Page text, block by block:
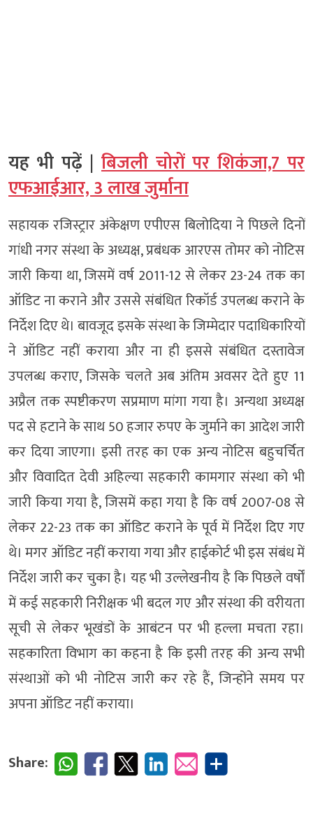
यह भी पढ़ें | बिजली चोरों पर शिकंजा,7 पर
एफआईआर, 3 लाख जुर्माना
सहायक रजिस्ट्रार अंकेक्षण एपीएस बिलोदिया ने पिछले दिनों
गांधी नगर संस्था के अध्यक्ष, प्रबंधक आरएस तोमर को नोटिस
जारी किया था, जिसमें वर्ष 2011-12 से लेकर 23-24 तक का
ऑडिट ना कराने और उससे संबंधित रिकॉर्ड उपलब्ध कराने के
निर्देश दिए थे। बावजूद इसके संस्था के जिम्मेदार पदाधिकारियों
ने ऑडिट नहीं कराया और ना ही इससे संबंधित दस्तावेज
उपलब्ध कराए, जिसके चलते अब अंतिम अवसर देते हुए 11
अप्रैल तक स्पष्टीकरण सप्रमाण मांगा गया है। अन्यथा अध्यक्ष
पद से हटाने के साथ 50 हजार रुपए के जुर्माने का आदेश जारी
कर दिया जाएगा। इसी तरह का एक अन्य नोटिस बहुचर्चित
और विवादित देवी अहिल्या सहकारी कामगार संस्था को भी
जारी किया गया है, जिसमें कहा गया है कि वर्ष 2007-08 से
लेकर 22-23 तक का ऑडिट कराने के पूर्व में निर्देश दिए गए
थे। मगर ऑडिट नहीं कराया गया और हाईकोर्ट भी इस संबंध में
निर्देश जारी कर चुका है। यह भी उल्लेखनीय है कि पिछले वर्षों
में कई सहकारी निरीक्षक भी बदल गए और संस्था की वरीयता
सूची से लेकर भूखंडों के आबंटन पर भी हल्ला मचता रहा।
सहकारिता विभाग का कहना है कि इसी तरह की अन्य सभी
संस्थाओं को भी नोटिस जारी कर रहे हैं, जिन्होंने समय पर
अपना ऑडिट नहीं कराया।
Share: